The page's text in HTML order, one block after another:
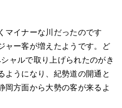
マイナーな川だったのです
ャー客が増えたようです。ど
ャルで取り上げられたのがき
ようになり、紀勢道の開通と
岡方面から大勢の客が来るよ